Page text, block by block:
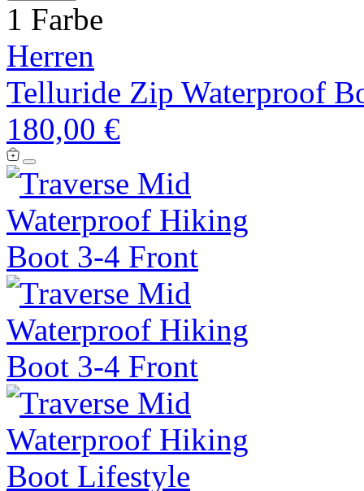
1 Farbe
Herren
Telluride Zip Waterproof
180,00 €